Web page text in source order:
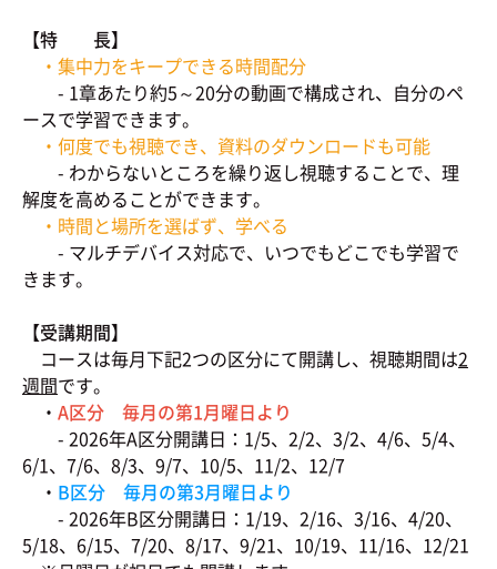
【特 長】
・集中力をキープできる時間配分
- 1章あたり約5～20分の動画で構成され、自分のペ
ースで学習できます。
・何度でも視聴でき、資料のダウンロードも可能
- わからないところを繰り返し視聴することで、理
解度を高めることができます。
・時間と場所を選ばず、学べる
- マルチデバイス対応で、いつでもどこでも学習で
きます。
【受講期間】
コースは毎月下記2つの区分にて開講し、視聴期間は2
週間です。
・ A区分 毎月の第1月曜日より
- 2026年A区分開講日：1/5、2/2、3/2、4/6、5/4、
6/1、7/6、8/3、9/7、10/5、11/2、12/7
・ B区分 毎月の第3月曜日より
- 2026年B区分開講日：1/19、2/16、3/16、4/20、
5/18、6/15、7/20、8/17、9/21、10/19、11/16、12/21